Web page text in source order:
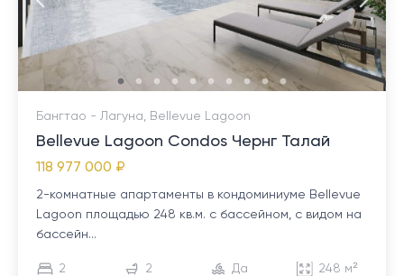
Бангтао - Лагуна, Bellevue Lagoon
Bellevue Lagoon Condos Чернг Талай
118 977 000 ₽
2-комнатные апартаменты в кондоминиуме Bellevue
Lagoon площадью 248 кв.м. с бассейном, с видом на
бассейн...
2 2 Да 248 м²